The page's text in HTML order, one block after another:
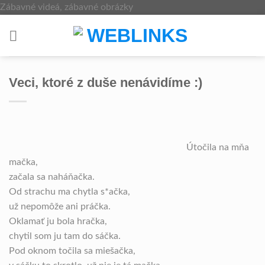
Zábavné videá, zábavné obrázkySkip
content
Veci, ktoré z duše nenávidíme :)
Útočila na mňa
mačka,
začala sa naháňačka.
Od strachu ma chytla s*ačka,
už nepomôže ani práčka.
Oklamať ju bola hračka,
chytil som ju tam do sáčka.
Pod oknom točila sa miešačka,